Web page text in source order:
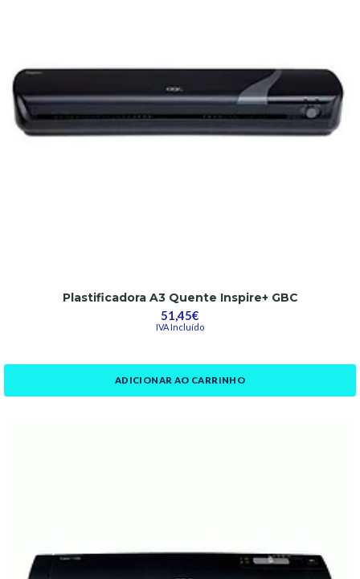
Plastificadora A3 Quente Inspire+ GBC
51,45€
IVA Incluído
ADICIONAR AO CARRINHO